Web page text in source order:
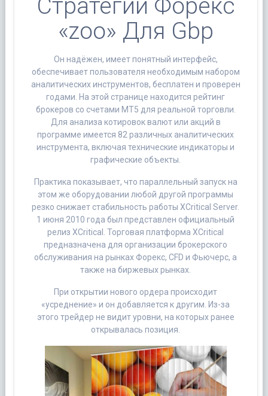
Стратегии Форекс
«zoo» Для Gbp
Он надёжен, имеет понятный интерфейс,
обеспечивает пользователя необходимым набором
аналитических инструментов, бесплатен и проверен
годами. На этой странице находится рейтинг
брокеров со счетами MT5 для реальной торговли.
Для анализа котировок валют или акций в
программе имеется 82 различных аналитических
инструмента, включая технические индикаторы и
графические объекты.
Практика показывает, что параллельный запуск на
этом же оборудовании любой другой программы
резко снижает стабильность работы XCritical Server.
1 июня 2010 года был представлен официальный
релиз XCritical. Торговая платформа XCritical
предназначена для организации брокерского
обслуживания на рынках Форекс, CFD и Фьючерс, а
также на биржевых рынках.
При открытии нового ордера происходит
«усреднение» и он добавляется к другим. Из-за
этого трейдер не видит уровни, на которых ранее
открывалась позиция.